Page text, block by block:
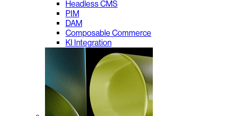
Headless CMS
PIM
DAM
Composable Commerce
KI Integration